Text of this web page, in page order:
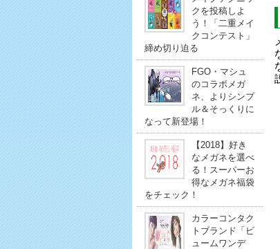
クを投稿しよ
う！「二重メイ
クコンテスト」
締め切り迫る
FGO・マシュ
のコラボメガ
ネ、よりシンプ
ル＆そっくりに
なって新登場！
【2018】好き
なメガネを選べ
る！スーパーお
得なメガネ福袋
をチェック！
カラーコンタク
トブランド「ビ
ュームワンデ